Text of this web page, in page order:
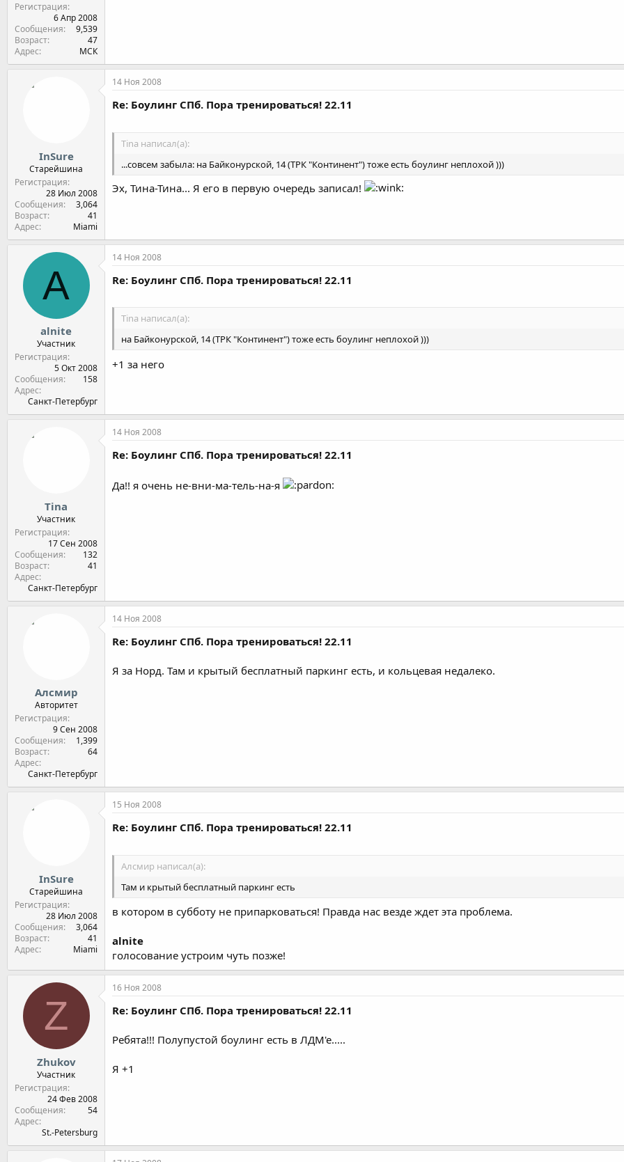
Регистрация
6 Апр 2008
Сообщения
9,539
Возраст
47
Адрес
МСК
InSure
Старейшина
Регистрация
28 Июл 2008
Сообщения
3,064
Возраст
41
Адрес
Miami
14 Ноя 2008
Re: Боулинг СПб. Пора тренироваться! 22.11
Tina написал(а):
...совсем забыла: на Байконурской, 14 (ТРК "Континент") тоже есть боулинг неплохой )))
Эх, Тина-Тина... Я его в первую очередь записал!
A
alnite
Участник
Регистрация
5 Окт 2008
Сообщения
158
Адрес
Санкт-Петербург
14 Ноя 2008
Re: Боулинг СПб. Пора тренироваться! 22.11
Tina написал(а):
на Байконурской, 14 (ТРК "Континент") тоже есть боулинг неплохой )))
+1 за него
Tina
Участник
Регистрация
17 Сен 2008
Сообщения
132
Возраст
41
Адрес
Санкт-Петербург
14 Ноя 2008
Re: Боулинг СПб. Пора тренироваться! 22.11
Да!! я очень не-вни-ма-тель-на-я
Алсмир
Авторитет
Регистрация
9 Сен 2008
Сообщения
1,399
Возраст
64
Адрес
Санкт-Петербург
14 Ноя 2008
Re: Боулинг СПб. Пора тренироваться! 22.11
Я за Норд. Там и крытый бесплатный паркинг есть, и кольцевая недалеко.
InSure
Старейшина
Регистрация
28 Июл 2008
Сообщения
3,064
Возраст
41
Адрес
Miami
15 Ноя 2008
Re: Боулинг СПб. Пора тренироваться! 22.11
Алсмир написал(а):
Там и крытый бесплатный паркинг есть
в котором в субботу не припарковаться! Правда нас везде ждет эта проблема.
alnite
голосование устроим чуть позже!
Z
Zhukov
Участник
Регистрация
24 Фев 2008
Сообщения
54
Адрес
St.-Petersburg
16 Ноя 2008
Re: Боулинг СПб. Пора тренироваться! 22.11
Ребята!!! Полупустой боулинг есть в ЛДМ'е.....
Я +1